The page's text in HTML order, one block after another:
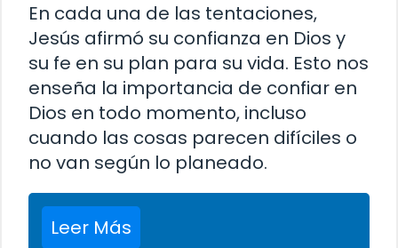
En cada una de las tentaciones,
Jesús afirmó su confianza en Dios y
su fe en su plan para su vida. Esto nos
enseña la importancia de confiar en
Dios en todo momento, incluso
cuando las cosas parecen difíciles o
no van según lo planeado.
Leer Más